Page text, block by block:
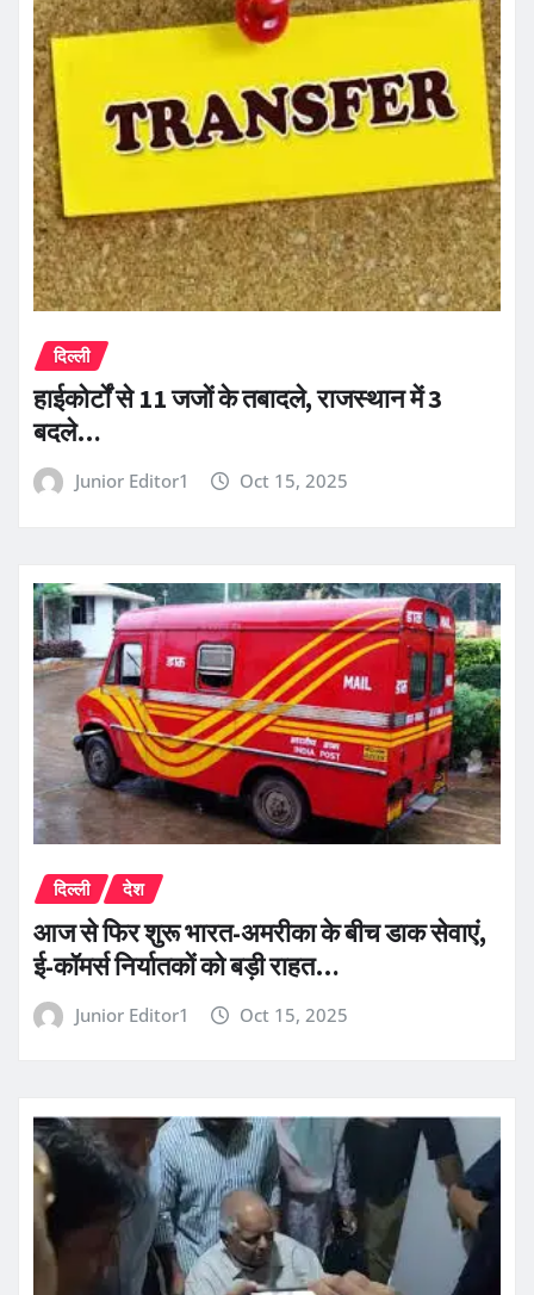
दिल्ली
हाईकोर्टों से 11 जजों के तबादले, राजस्थान में 3
बदले…
Junior Editor1 Oct 15, 2025
दिल्ली देश
आज से फिर शुरू भारत-अमरीका के बीच डाक सेवाएं,
ई-कॉमर्स निर्यातकों को बड़ी राहत…
Junior Editor1 Oct 15, 2025